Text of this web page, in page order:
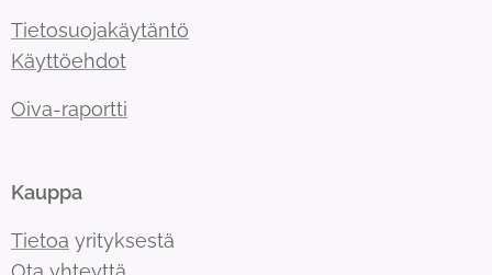
Tietosuojakäytäntö
Käyttöehdot
Oiva-raportti
Kauppa
Tietoa yrityksestä